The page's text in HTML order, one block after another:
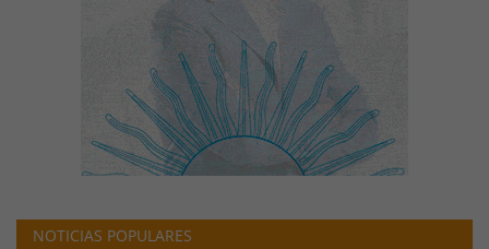
NOTICIAS POPULARES